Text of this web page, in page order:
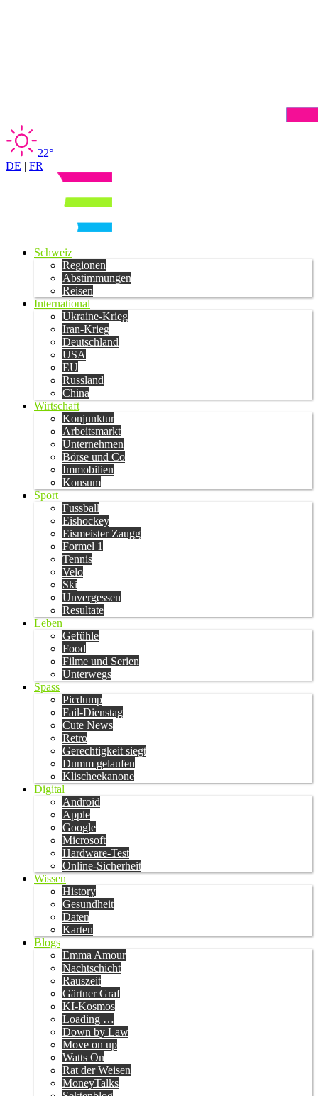
22°
DE | FR
Schweiz
Regionen
Abstimmungen
Reisen
International
Ukraine-Krieg
Iran-Krieg
Deutschland
USA
EU
Russland
China
Wirtschaft
Konjunktur
Arbeitsmarkt
Unternehmen
Börse und Co
Immobilien
Konsum
Sport
Fussball
Eishockey
Eismeister Zaugg
Formel 1
Tennis
Velo
Ski
Unvergessen
Resultate
Leben
Gefühle
Food
Filme und Serien
Unterwegs
Spass
Picdump
Fail-Dienstag
Cute News
Retro
Gerechtigkeit siegt
Dumm gelaufen
Klischeekanone
Digital
Android
Apple
Google
Microsoft
Hardware-Test
Online-Sicherheit
Wissen
History
Gesundheit
Daten
Karten
Blogs
Emma Amour
Nachtschicht
Rauszeit
Gärtner Graf
KI-Kosmos
Loading …
Down by Law
Move on up
Watts On
Rat der Weisen
MoneyTalks